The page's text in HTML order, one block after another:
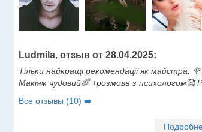
Ludmila, отзыв от 28.04.2025:
Тільки найкращі рекомендації як майстра.
Макіяж чудовий🌈 +розмова з
Все отзывы (10) ➡️